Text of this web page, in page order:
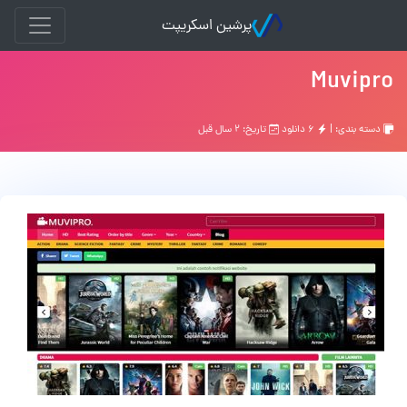
پرشین اسکریپت
Muvipro
دسته بندی: | تاریخ: ۲ سال قبل